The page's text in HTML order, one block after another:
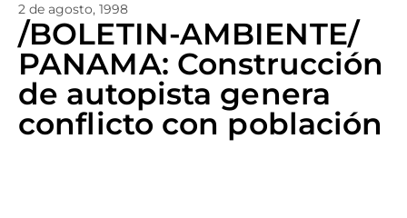
2 de agosto, 1998
/BOLETIN-AMBIENTE/
PANAMA: Construcción
de autopista genera
conflicto con población